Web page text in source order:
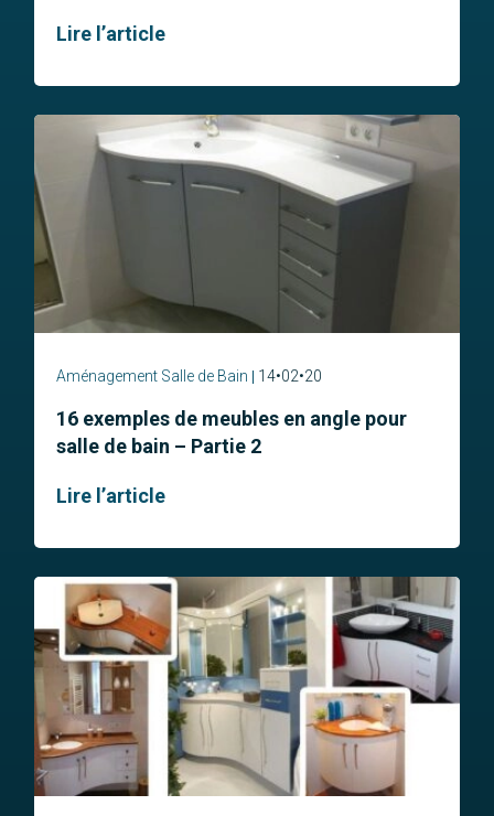
Lire l’article
Aménagement Salle de Bain 14•02•20
16 exemples de meubles en angle pour
salle de bain – Partie 2
Lire l’article